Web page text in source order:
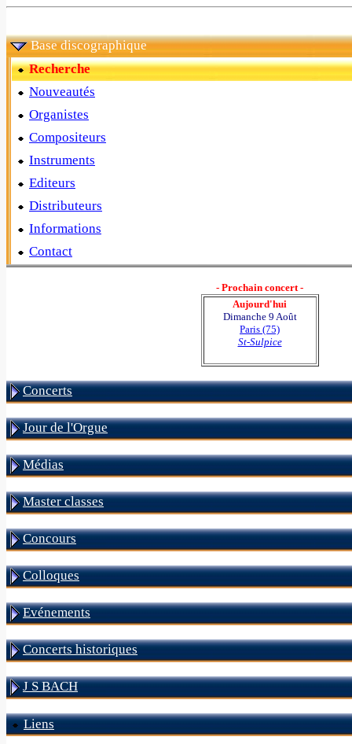
Base discographique
Recherche
Nouveautés
Organistes
Compositeurs
Instruments
Editeurs
Distributeurs
Informations
Contact
- Prochain concert -
Aujourd'hui
Dimanche 9 Août
Paris (75)
St-Sulpice
Concerts
Jour de l'Orgue
Médias
Master classes
Concours
Colloques
Evénements
Concerts historiques
J S BACH
Liens